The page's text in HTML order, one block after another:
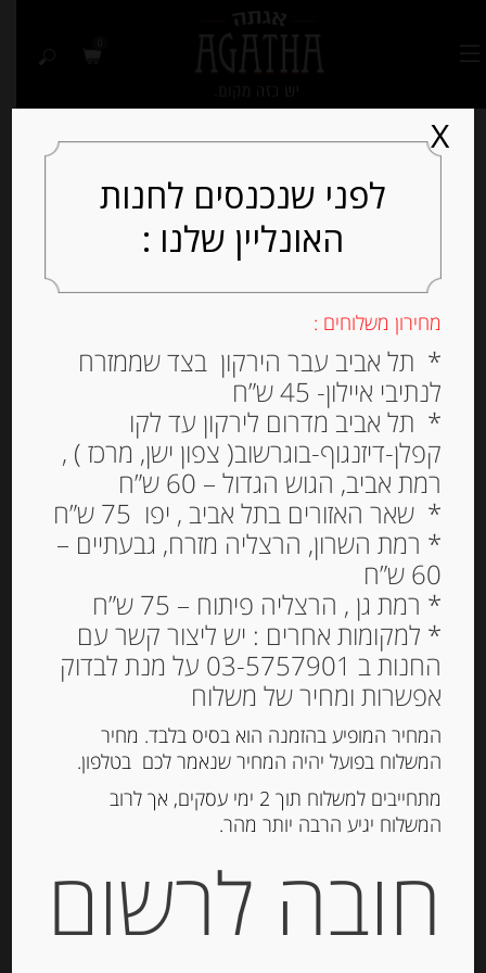
Out of
בסקוויט פריך מועשר בחלב
טרי 350 גרם MULINO
BIANCO GALLETI
₪23.00
מחיר ל 100 גרם : 6.58 ש"ח
קטגוריות:מוצרים חדשים ,שוקולד, נוגט, עוגיות
לפני שנכנסים לחנות
האונליין שלנו :
מחירון משלוחים :
* תל אביב עבר הירקון בצד שממזרח
לנתיבי איילון- 45 ש”ח
* תל אביב מדרום לירקון עד לקו
קפלן-דיזנגוף-בוגרשוב( צפון ישן, מרכז ) ,
רמת אביב, הגוש הגדול – 60 ש”ח
* שאר האזורים בתל אביב , יפו 75 ש”ח
* רמת השרון, הרצליה מזרח, גבעתיים –
60 ש”ח
* רמת גן , הרצליה פיתוח – 75 ש”ח
* למקומות אחרים : יש ליצור קשר עם
החנות ב 03-5757901 על מנת לבדוק
אפשרות ומחיר של משלוח
המחיר המופיע בהזמנה הוא בסיס בלבד. מחיר
המשלוח בפועל יהיה המחיר שנאמר לכם בטלפון.
מתחייבים למשלוח תוך 2 ימי עסקים, אך לרוב
המשלוח יגיע הרבה יותר מהר.
חובה לרשום
X